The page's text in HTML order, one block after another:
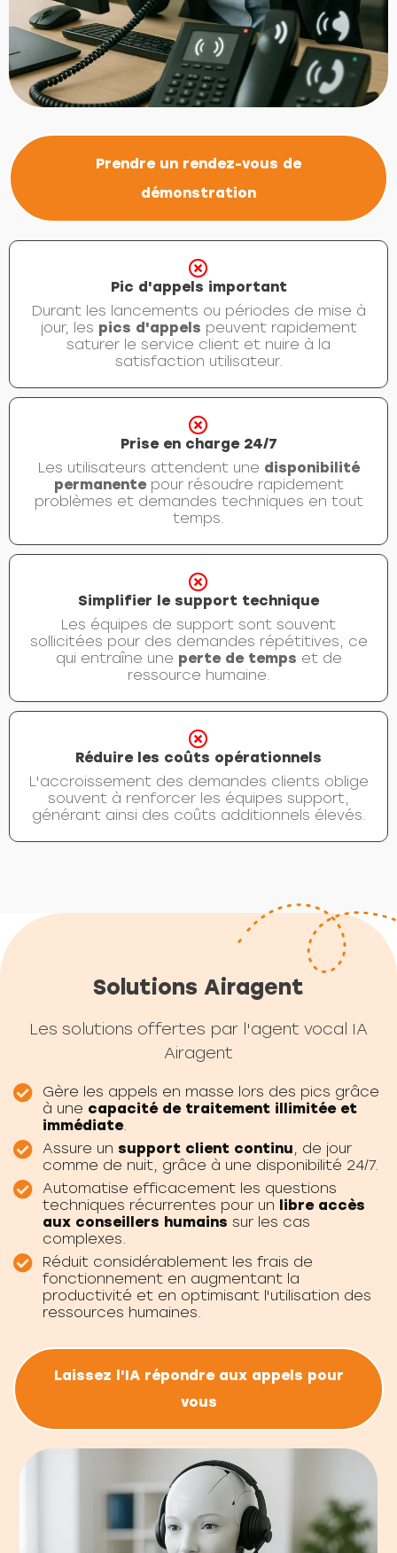
Prendre un rendez-vous de
démonstration
Pic d'appels important
Durant les lancements ou périodes de mise à
jour, les pics d'appels peuvent rapidement
saturer le service client et nuire à la
satisfaction utilisateur.
Prise en charge 24/7
Les utilisateurs attendent une disponibilité
permanentepour résoudre rapidement
problèmes et demandes techniques en tout
temps.
Simplifier le support technique
Les équipes de support sont souvent
sollicitées pour des demandes répétitives, ce
qui entraîne une perte de temps et de
ressource humaine.
Réduire les coûts opérationnels
L'accroissement des demandes clients oblige
souvent à renforcer les équipes support,
générant ainsi des coûts additionnels élevés.
Solutions Airagent
Les solutions offertes par l'agent vocal IA
Airagent
Gère les appels en masse lors des pics grâce
à une capacité de traitement illimitée et
immédiate.
Assure un support client continu, de jour
comme de nuit, grâce à une disponibilité 24/7.
Automatise efficacement les questions
techniques récurrentes pour un libre accès
aux conseillers humains sur les cas
complexes.
Réduit considérablement les frais de
fonctionnement en augmentant la
productivité et en optimisant l'utilisation des
ressources humaines.
Laissez l'IA répondre aux appels pour
vous